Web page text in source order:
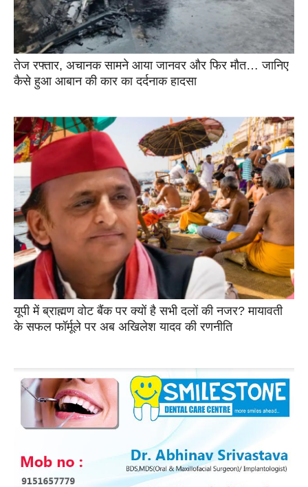
तेज रफ्तार, अचानक सामने आया जानवर और फिर मौत… जानिए
कैसे हुआ आबान की कार का दर्दनाक हादसा
यूपी में ब्राह्मण वोट बैंक पर क्यों है सभी दलों की नजर? मायावती
के सफल फॉर्मूले पर अब अखिलेश यादव की रणनीति